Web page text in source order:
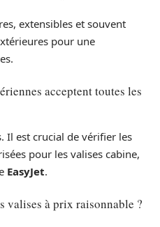
extensibles et souvent
pour une
acceptent toutes les
Il est crucial de vérifier les
pour les valises cabine,
EasyJet.
valises à prix raisonnable ?